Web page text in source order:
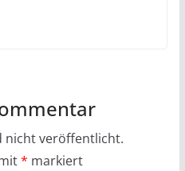
nicht veröffentlicht.
* markiert